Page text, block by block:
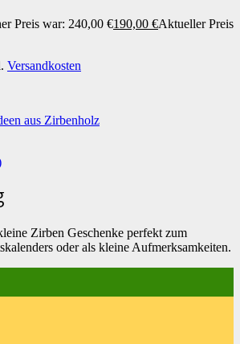
Preis war: 240,00 €190,00 €Aktueller Preis
Versandkosten
aus Zirbenholz
Zirben Geschenke perfekt zum
oder als kleine Aufmerksamkeiten.